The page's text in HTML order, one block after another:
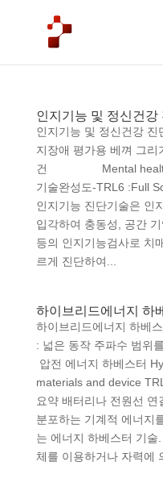
인지기능 및 정신건강
인지기능 및 정신건강
지장애 평가용 베껴 그
건 Mental health
기술완성도-TRL6 :Full
인지기능 진단기술은 인
입각하여 충동성, 공간
등의 인지기능검사로 치
르게 진단하여...
하이브리드 에너지 하
하이브리드 에너지 하베
: 넓은 동작 주파수 범위
압전 에너지 하베스터
materials and device
요약 배터리나 전원선
분포하는 기계적 에너지
는 에너지 하베스터 기
체를 이용하거나 자력에